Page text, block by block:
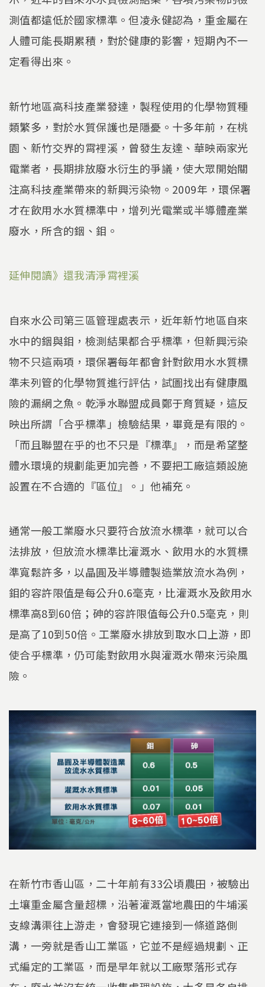
測值都遠低於國家標準。但凌永健認為，重金屬在
人體可能長期累積，對於健康的影響，短期內不一
定看得出來。
新竹地區高科技產業發達，製程使用的化學物質種
類繁多，對於水質保護也是隱憂。十多年前，在桃
園、新竹交界的霄裡溪，曾發生友達、華映兩家光
電業者，長期排放廢水衍生的爭議，使大眾開始關
注高科技產業帶來的新興污染物。2009年，環保署
才在飲用水水質標準中，增列光電業或半導體產業
廢水，所含的銦、鉬。
延伸閱讀》還我清淨霄裡溪
自來水公司第三區管理處表示，近年新竹地區自來
水中的銦與鉬，檢測結果都合乎標準，但新興污染
物不只這兩項，環保署每年都會針對飲用水水質標
準未列管的化學物質進行評估，試圖找出有健康風
險的漏網之魚。乾淨水聯盟成員鄭于育質疑，這反
映出所謂「合乎標準」檢驗結果，畢竟是有限的。
「而且聯盟在乎的也不只是『標準』，而是希望整
體水環境的規劃能更加完善，不要把工廠這類設施
設置在不合適的『區位』。」他補充。
通常一般工業廢水只要符合放流水標準，就可以合
法排放，但放流水標準比灌溉水、飲用水的水質標
準寬鬆許多，以晶圓及半導體製造業放流水為例，
鉬的容許限值是每公升0.6毫克，比灌溉水及飲用水
標準高8到60倍；砷的容許限值每公升0.5毫克，則
是高了10到50倍。工業廢水排放到取水口上游，即
使合乎標準，仍可能對飲用水與灌溉水帶來污染風
險。
在新竹市香山區，二十年前有33公頃農田，被驗出
土壤重金屬含量超標，沿著灌溉當地農田的牛埔溪
支線溝渠往上游走，會發現它連接到一條道路側
溝，一旁就是香山工業區，它並不是經過規劃、正
式編定的工業區，而是早年就以工廠聚落形式存